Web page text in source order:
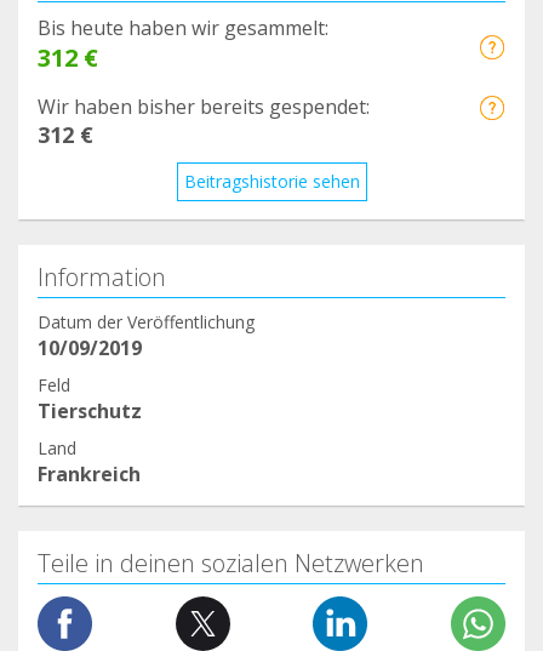
Bis heute haben wir gesammelt:
312 €
Wir haben bisher bereits gespendet:
312 €
Beitragshistorie sehen
Information
Datum der Veröffentlichung
10/09/2019
Feld
Tierschutz
Land
Frankreich
Teile in deinen sozialen Netzwerken